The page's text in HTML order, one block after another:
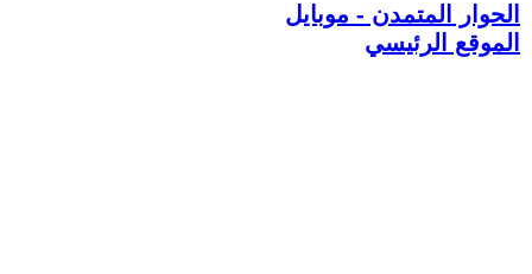
الحوار المتمدن - موبايل
الموقع الرئيسي